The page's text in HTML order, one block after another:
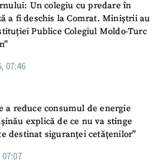
Un colegiu cu predare în
a fi deschis la Comrat. Miniștrii au
Publice Colegiul Moldo-Turc
07:46
a reduce consumul de energie
explică de ce nu va stinge
destinat siguranței cetățenilor”